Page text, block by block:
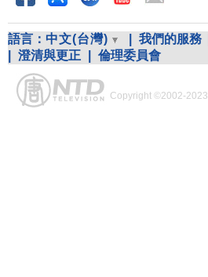
語言： 中文(台灣) 我們的服務
澄清與更正 倫理委員會
Copyright ©2002-2023